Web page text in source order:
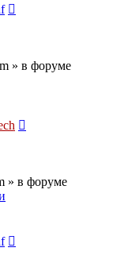
» в форуме
» в форуме